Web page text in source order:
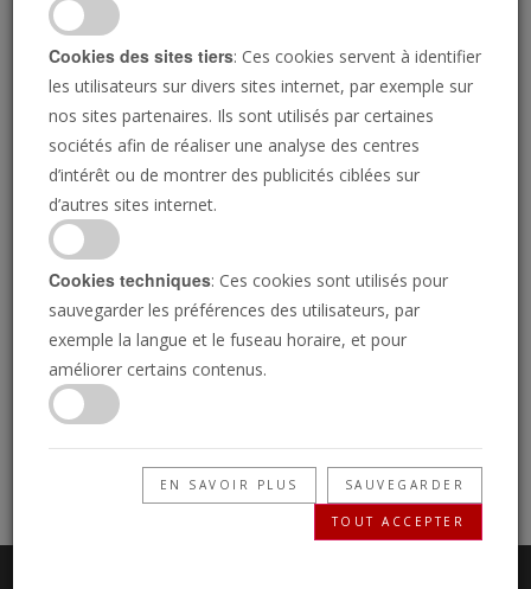
des livres—la Sainte
Bible
Panier
Votre panier est vide. Pour les commandes de
littérature, parcourez notre bibliothèque et placez des
articles dans votre panier.
Cookies des sites tiers: Ces cookies servent à identifier
les utilisateurs sur divers sites internet, par exemple sur
nos sites partenaires. Ils sont utilisés par certaines
sociétés afin de réaliser une analyse des centres
d’intérêt ou de montrer des publicités ciblées sur
d’autres sites internet.
Cookies techniques: Ces cookies sont utilisés pour
sauvegarder les préférences des utilisateurs, par
exemple la langue et le fuseau horaire, et pour
améliorer certains contenus.
EN SAVOIR PLUS SAUVEGARDER
TOUT ACCEPTER